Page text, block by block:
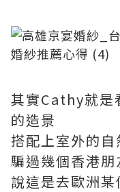
其實Cathy就是
的造景
搭配上室外的
騙過幾個香港朋
說這是去歐洲